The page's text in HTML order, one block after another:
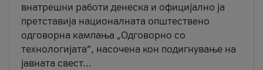
внатрешни работи денеска и официјално ја
претставија националната општествено
одговорна кампања „Одговорно со
технологијата“, насочена кон подигнување на
јавната свест...